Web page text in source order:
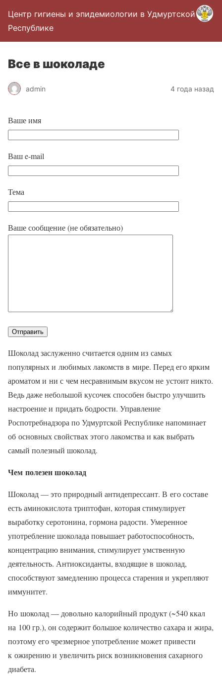
Центр гигиены и эпидемиологии в Удмуртской
Республике
Все в шоколаде
admin 4 года назад
Ваше имя
Ваш e-mail
Тема
Ваше сообщение (не обязательно)
Шоколад заслуженно считается одним из самых
популярных и любимых лакомств в мире. Перед его ярким
ароматом и ни с чем несравнимым вкусом не устоит никто.
Ведь даже небольшой кусочек способен быстро улучшить
настроение и придать бодрости. Управление
Роспотребнадзора по Удмуртской Республике напоминает
об основных свойствах этого лакомства и как выбрать
самый полезный шоколад.
Чем полезен шоколад
Шоколад — это природный антидепрессант. В его составе
есть аминокислота триптофан, которая стимулирует
выработку серотонина, гормона радости. Умеренное
употребление шоколада повышает работоспособность,
концентрацию внимания, стимулирует умственную
деятельность. Антиоксиданты, входящие в шоколад,
способствуют замедлению процесса старения и укрепляют
иммунитет.
Но шоколад — довольно калорийный продукт (~540 ккал
на 100 гр.), он содержит большое количество сахара и жира,
поэтому его чрезмерное употребление может привести
к ожирению и увеличить риск возникновения сахарного
диабета.